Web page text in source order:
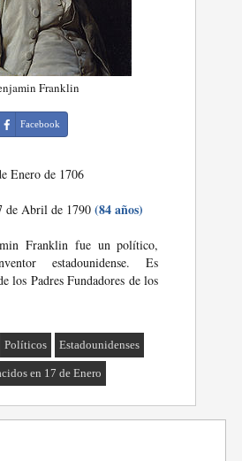
Franklin
Facebook
Enero de 1706
de Abril de 1790(84 años)
Franklin fue un político,
estadounidense. Es
los Padres Fundadores de los
Políticos Estadounidenses
en 17 de Enero